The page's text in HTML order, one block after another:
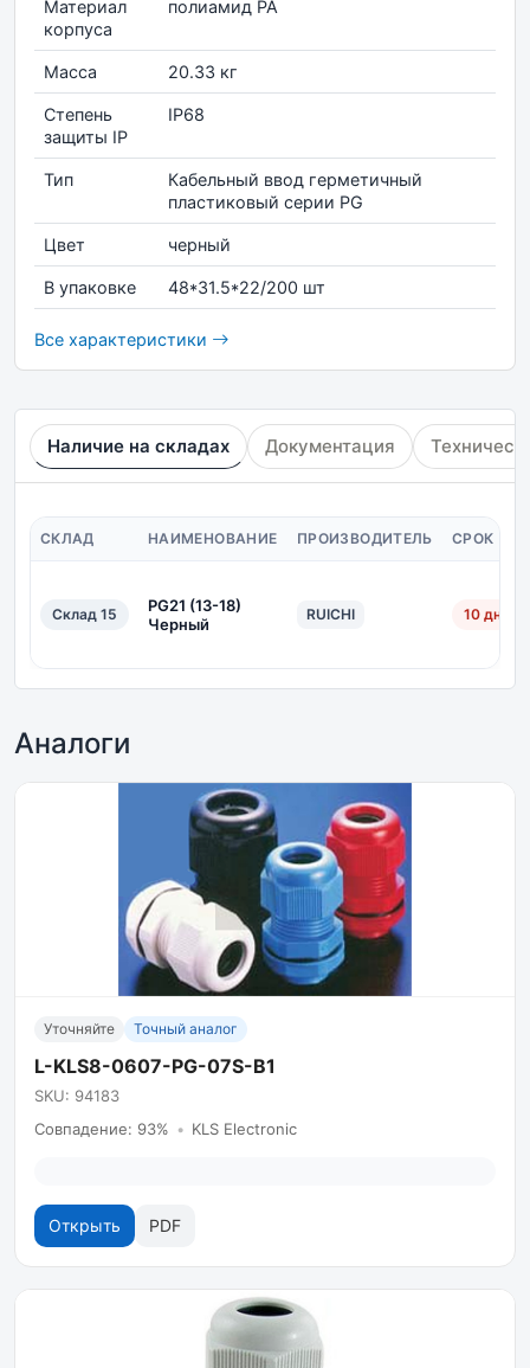
Материал
корпуса
полиамид РА
Масса 20.33 кг
Степень
защиты IP
IP68
Тип
Кабельный ввод герметичный
пластиковый серии PG
Цвет черный
В упаковке 48*31.5*22/200 шт
Все характеристики
Наличие на складах Документация
СКЛАД НАИМЕНОВАНИЕ ПРОИЗВОДИТЕЛЬ СРОК
Склад 15
PG21 (13-18)
Черный
RUICHI 10 дн.
Аналоги
Уточняйте Точный аналог
L-KLS8-0607-PG-07S-B1
SKU: 94183
Совпадение: 93% • KLS Electronic
Открыть PDF